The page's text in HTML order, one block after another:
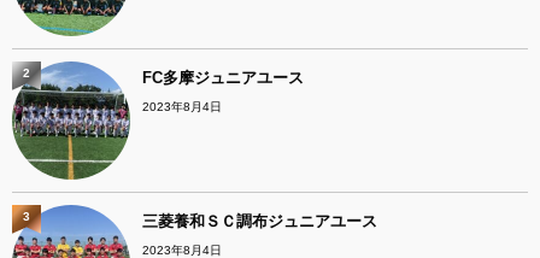
FC多摩ジュニアユース
2023年8月4日
2
三菱養和ＳＣ調布ジュニアユース
2023年8月4日
3